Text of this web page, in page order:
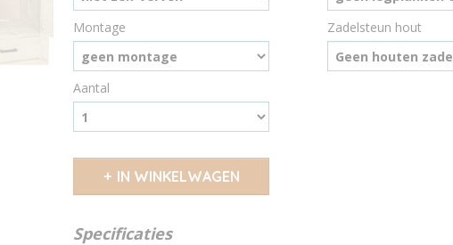
Montage Zadelsteun hout
Aantal
IN WINKELWAGEN
Specificaties